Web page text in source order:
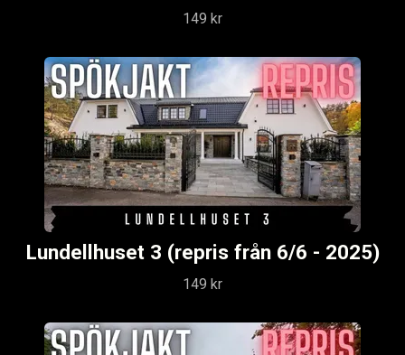
149 kr
Lundellhuset 3 (repris från 6/6 - 2025)
149 kr